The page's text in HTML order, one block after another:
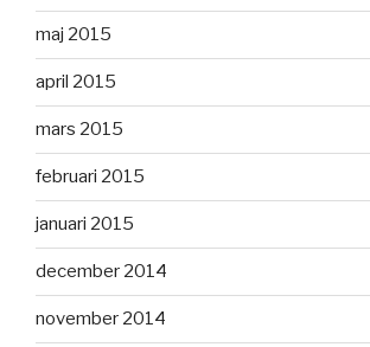
maj 2015
april 2015
mars 2015
februari 2015
januari 2015
december 2014
november 2014